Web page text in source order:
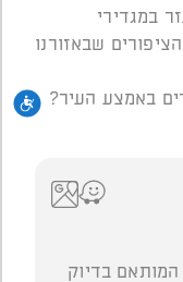
במגדירי
שבאזורנו
באמצע העיר?
המותאם בדיוק